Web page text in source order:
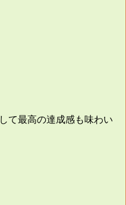
て最高の達成感も味わい